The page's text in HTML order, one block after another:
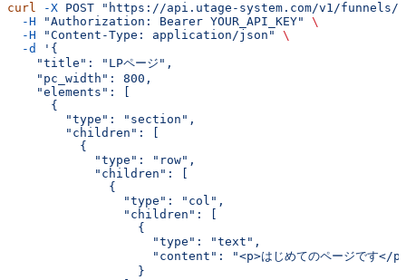
curl -X POST "https://api.utage-system.com/v1/funnels/
  -H
"Authorization: Bearer YOUR_API_KEY"
\
  -H
"Content-Type: application/json"
\
  -d
'{
    "title": "LPページ",
    "pc_width": 800,
    "elements": [
      {
        "type": "section",
        "children": [
          {
            "type": "row",
            "children": [
              {
                "type": "col",
                "children": [
                  {
                    "type": "text",
"content": "<p>はじめてのページです</
                  }